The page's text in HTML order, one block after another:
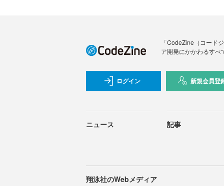
「CodeZine（コード
ア開発にかかわるす
ログイン 新規会員登
ニュース 記事
翔泳社のWebメディア